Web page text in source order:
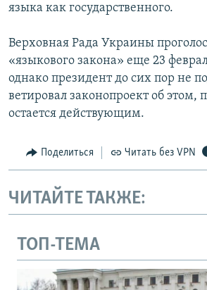
языка как государственного.
Верховная Рада Украины
«языкового закона» еще 23
однако президент до сих пор не
ветировал законопроект об этом,
остается действующим.
Поделиться Читать без VPN
ЧИТАЙТЕ ТАКЖЕ:
ТОП-ТЕМА